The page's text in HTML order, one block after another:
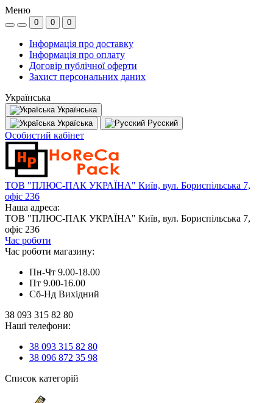
Меню
0 0 0
Інформація про доставку
Інформація про оплату
Договір публічної оферти
Захист персональних даних
Українська
Українська
Україська
Русский
Особистий кабінет
ТОВ "ПЛЮС-ПАК УКРАЇНА" Київ, вул. Бориспільська 7,
офіс 236
Наша адреса:
ТОВ "ПЛЮС-ПАК УКРАЇНА" Київ, вул. Бориспільська 7,
офіс 236
Час роботи
Час роботи магазину:
Пн-Чт 9.00-18.00
Пт 9.00-16.00
Сб-Нд Вихідний
38 093 315 82 80
Наші телефони:
38 093 315 82 80
38 096 872 35 98
Список категорій